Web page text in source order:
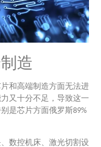
造
和高端制造方面无法进
又十分不足，导致这一
是芯片方面俄罗斯89%
数控机床、激光切割设